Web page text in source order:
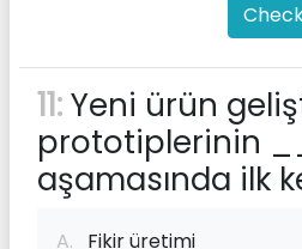
11:Yeni ürün
prototiplerinin
aşamasında ilk
A. Fikir üretimi